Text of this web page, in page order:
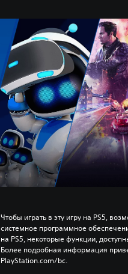
Чтобы играть в эту игру на PS5,
системное программное
на PS5, некоторые функции,
Более подробная информация
PlayStation.com/bc.